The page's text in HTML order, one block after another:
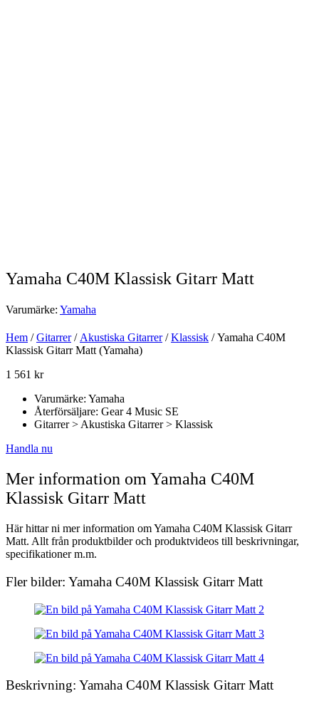
Yamaha C40M Klassisk Gitarr Matt
Varumärke: Yamaha
Hem /Gitarrer/Akustiska Gitarrer/Klassisk / Yamaha C40M
Klassisk Gitarr Matt (Yamaha)
1 561 kr
Varumärke: Yamaha
Återförsäljare: Gear 4 Music SE
Gitarrer > Akustiska Gitarrer > Klassisk
Handla nu
Mer information om Yamaha C40M
Klassisk Gitarr Matt
Här hittar ni mer information om Yamaha C40M Klassisk Gitarr
Matt. Allt från produktbilder och produktvideos till beskrivningar,
specifikationer m.m.
Fler bilder: Yamaha C40M Klassisk Gitarr Matt
Beskrivning: Yamaha C40M Klassisk Gitarr Matt